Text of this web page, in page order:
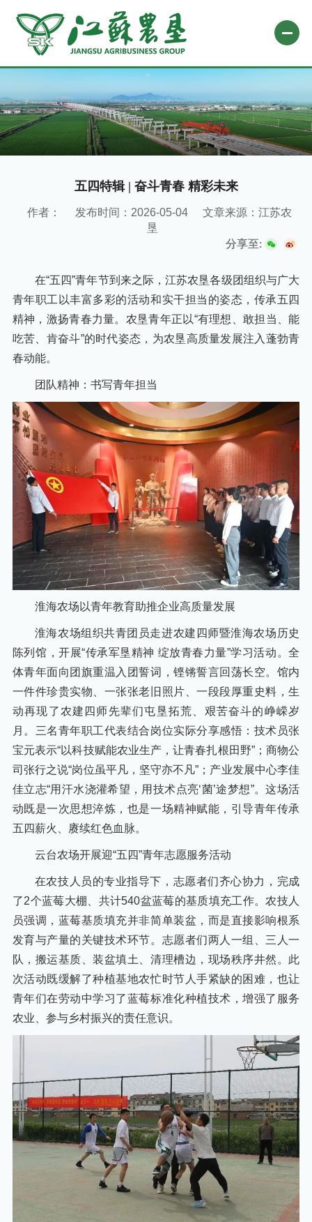
关于农垦
新闻中心
自办媒体
微信公众号
五四特辑 | 奋斗青春 精彩未来
作者： 发布时间：2026-05-04
文章来源：江苏农
垦
分享至:
在“五四”青年节到来之际，江苏农垦各级团组织与广大
青年职工以丰富多彩的活动和实干担当的姿态，传承五四
精神，激扬青春力量。农垦青年正以“有理想、敢担当、能
吃苦、肯奋斗”的时代姿态，为农垦高质量发展注入蓬勃青
春动能。
团队精神：书写青年担当
淮海农场以青年教育助推企业高质量发展
淮海农场组织共青团员走进农建四师暨淮海农场历史
陈列馆，开展“传承军垦精神 绽放青春力量”学习活动。全
体青年面向团旗重温入团誓词，铿锵誓言回荡长空。馆内
一件件珍贵实物、一张张老旧照片、一段段厚重史料，生
动再现了农建四师先辈们屯垦拓荒、艰苦奋斗的峥嵘岁
月。三名青年职工代表结合岗位实际分享感悟：技术员张
宝元表示“以科技赋能农业生产，让青春扎根田野”；商物公
司张行之说“岗位虽平凡，坚守亦不凡”；产业发展中心李佳
佳立志“用汗水浇灌希望，用技术点亮‘菌’途梦想”。这场活
动既是一次思想淬炼，也是一场精神赋能，引导青年传承
五四薪火、赓续红色血脉。
云台农场开展迎“五四”青年志愿服务活动
在农技人员的专业指导下，志愿者们齐心协力，完成
了2个蓝莓大棚、共计540盆蓝莓的基质填充工作。农技人
员强调，蓝莓基质填充并非简单装盆，而是直接影响根系
发育与产量的关键技术环节。志愿者们两人一组、三人一
队，搬运基质、装盆填土、清理槽边，现场秩序井然。此
次活动既缓解了种植基地农忙时节人手紧缺的困难，也让
青年们在劳动中学习了蓝莓标准化种植技术，增强了服务
农业、参与乡村振兴的责任意识。